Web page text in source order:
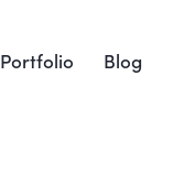
Portfolio Blog